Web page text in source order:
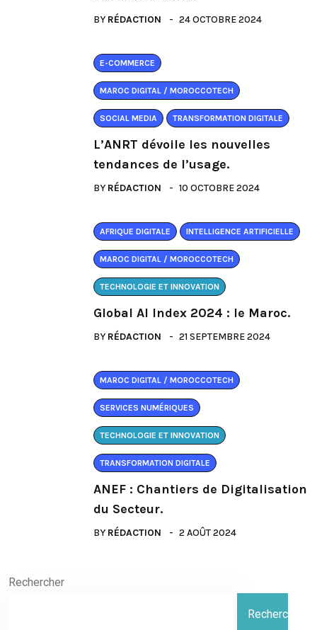
BY RÉDACTION 24 OCTOBRE 2024
E-COMMERCE
MAROC DIGITAL / MOROCCOTECH
SOCIAL MEDIA TRANSFORMATION DIGITALE
L’ANRT dévoile les nouvelles
tendances de l’usage.
BY RÉDACTION 10 OCTOBRE 2024
AFRIQUE DIGITALE INTELLIGENCE ARTIFICIELLE
MAROC DIGITAL / MOROCCOTECH
TECHNOLOGIE ET INNOVATION
Global AI Index 2024 : le Maroc.
BY RÉDACTION 21 SEPTEMBRE 2024
MAROC DIGITAL / MOROCCOTECH
SERVICES NUMÉRIQUES
TECHNOLOGIE ET INNOVATION
TRANSFORMATION DIGITALE
ANEF : Chantiers de Digitalisation
du Secteur.
BY RÉDACTION 2 AOÛT 2024
Rechercher
Rechercher